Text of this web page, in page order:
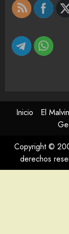
Inicio El
Copyright ©
derechos